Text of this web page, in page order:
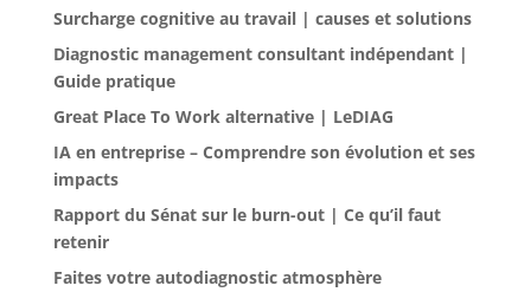
Surcharge cognitive au travail | causes et solutions
Diagnostic management consultant indépendant |
Guide pratique
Great Place To Work alternative | LeDIAG
IA en entreprise – Comprendre son évolution et ses
impacts
Rapport du Sénat sur le burn-out | Ce qu’il faut
retenir
Faites votre autodiagnostic atmosphère